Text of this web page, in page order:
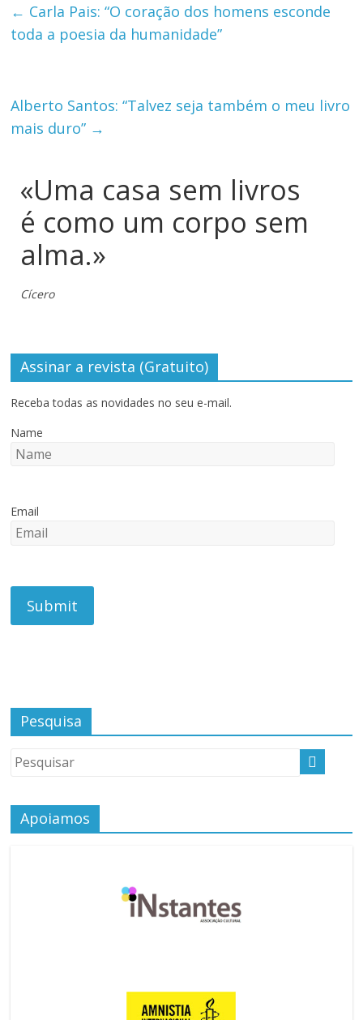
← Carla Pais: “O coração dos homens esconde
toda a poesia da humanidade”
Alberto Santos: “Talvez seja também o meu livro
mais duro” →
«Uma casa sem livros
é como um corpo sem
alma.»
Cícero
Assinar a revista (Gratuito)
Receba todas as novidades no seu e-mail.
Name
Email
Pesquisa
Apoiamos